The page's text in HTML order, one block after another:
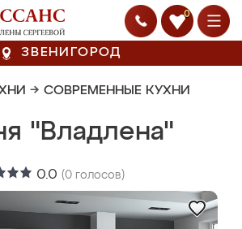
0
ЗВЕНИГОРОД
→ СОВРЕМЕННЫЕ КУХНИ
"Владлена"
0.0 (0 голосов)